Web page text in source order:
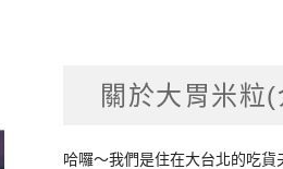
關於大胃米粒
哈囉～我們是住在大台北的吃貨